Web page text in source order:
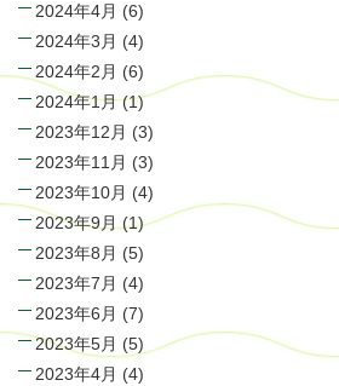
2024年4月 (6)
2024年3月 (4)
2024年2月 (6)
2024年1月(1)
2023年12月 (3)
2023年11月 (3)
2023年10月 (4)
2023年9月(1)
2023年8月 (5)
2023年7月 (4)
2023年6月 (7)
2023年5月 (5)
2023年4月 (4)